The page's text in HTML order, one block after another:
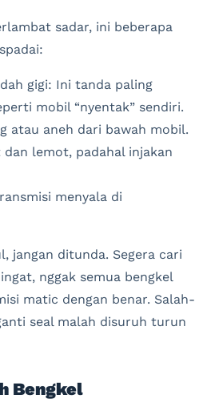
sadar, ini beberapa
gigi: Ini tanda paling
mobil “nyentak” sendiri.
atau aneh dari bawah mobil.
lemot, padahal injakan
menyala di
jangan ditunda. Segera cari
nggak semua bengkel
matic dengan benar. Salah-
seal malah disuruh turun
Bengkel